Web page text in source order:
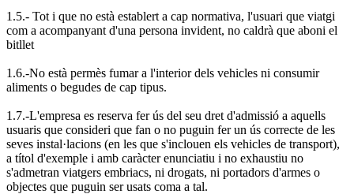
1.5.- Tot i que no està establert a cap normativa, l'usuari que viatgi
com a acompanyant d'una persona invident, no caldrà que aboni el
bitllet
1.6.-No està permès fumar a l'interior dels vehicles ni consumir
aliments o begudes de cap tipus.
1.7.-L'empresa es reserva fer ús del seu dret d'admissió a aquells
usuaris que consideri que fan o no puguin fer un ús correcte de les
seves instal·lacions (en les que s'inclouen els vehicles de transport),
a títol d'exemple i amb caràcter enunciatiu i no exhaustiu no
s'admetran viatgers embriacs, ni drogats, ni portadors d'armes o
objectes que puguin ser usats coma a tal.